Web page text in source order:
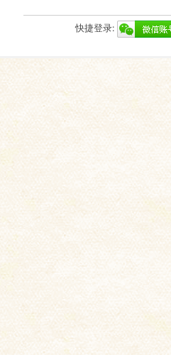
快捷登录: